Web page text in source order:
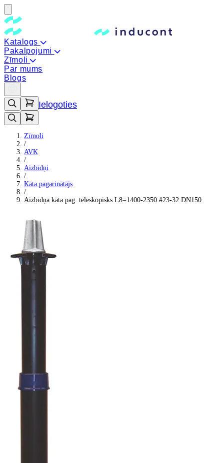
Katalogs
Pakalpojumi
Zīmoli
Par mums
Blogs
Ielogoties
Zīmoli
/
AVK
/
Aizbīdņi
/
Kāta pagarinātājs
/
Aizbīdņa kāta pag. teleskopisks L8=1400-2350 #23-32 DN150